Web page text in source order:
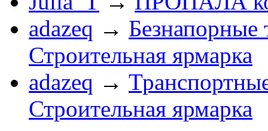
adazeq → Безнапорные
Строительная ярмарка
adazeq →
Строительная ярмарка